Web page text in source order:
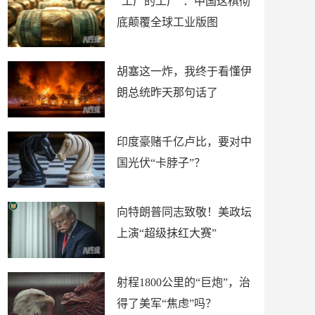
底颠覆全球工业版图
胡塞这一炸，我终于看懂伊
朗总统昨天那句话了
印度豪赌千亿卢比，要对中
国光伏“卡脖子”？
向特朗普同志致敬！美政坛
上演“超级抹红大赛”
射程1800公里的“巨炮”，治
得了美军“焦虑”吗？